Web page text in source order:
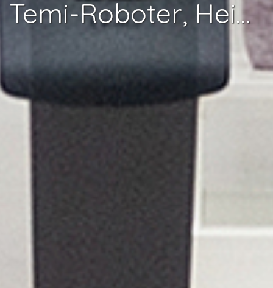
Temi-Roboter, Heimnabe auf Rädern